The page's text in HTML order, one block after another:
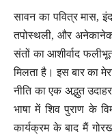
सावन का पवित्र मास,
तपोस्थली, और
संतों का आशीर्वाद
मिलता है। इस बार का
नीति का एक अद्भुत
भाषा में शिव पुराण के
कार्यक्रम के बाद मैं